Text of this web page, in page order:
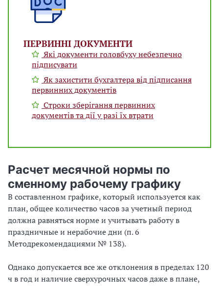
ПЕРВИННІ ДОКУМЕНТИ
Які документи головбуху небезпечно
підписувати
Як захистити бухгалтера від підписання
первинних документів
Строки зберігання первинних
документів та дії у разі їх втрати
Расчет месячной нормы по
сменному рабочему графику
В составленном графике, который используется как
план, общее количество часов за учетный период
должна равняться норме и учитывать работу в
праздничные и нерабочие дни (п. 6
Методрекомендациями № 138).
Однако допускается все же отклонения в пределах 120
ч в год и наличие сверхурочных часов даже в плане,